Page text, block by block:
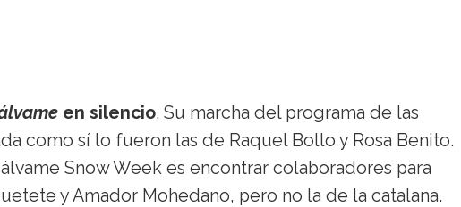
en silencio. Su marcha del programa de las
como sí lo fueron las de Raquel Bollo y Rosa Benito.
Snow Week es encontrar colaboradores para
y Amador Mohedano, pero no la de la catalana.